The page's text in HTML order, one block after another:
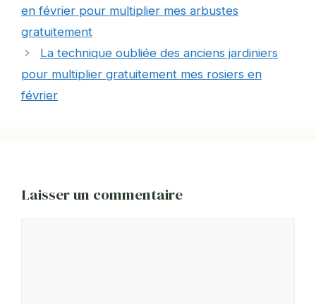
en février pour multiplier mes arbustes
gratuitement
La technique oubliée des anciens jardiniers
pour multiplier gratuitement mes rosiers en
février
Laisser un commentaire